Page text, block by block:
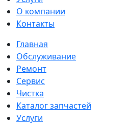
О компании
Контакты
Главная
Обслуживание
Ремонт
Сервис
Чистка
Каталог запчастей
Услуги